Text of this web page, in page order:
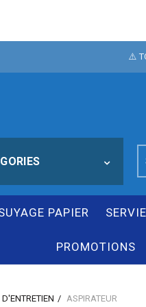
⚠️
PAPIER
PROMOTIONS
ASPIRATEUR
FÊTER
NOTRE